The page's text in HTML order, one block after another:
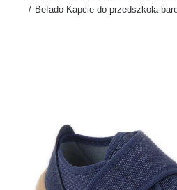
Befado Kapcie do przedszkola